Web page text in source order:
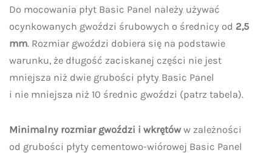
Do mocowania płyt Basic Panel należy używać
ocynkowanych gwoździ śrubowych o średnicy od 2,5
mm. Rozmiar gwoździ dobiera się na podstawie
warunku, że długość zaciskanej części nie jest
mniejsza niż dwie grubości płyty Basic Panel
i nie mniejsza niż 10 średnic gwoździ (patrz tabela).
Minimalny rozmiar gwoździ i wkrętóww zależności
od grubości płyty cementowo-wiórowej Basic Panel